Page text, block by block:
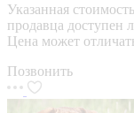
Указанная
продавца доступен
Цена может
Позвонить